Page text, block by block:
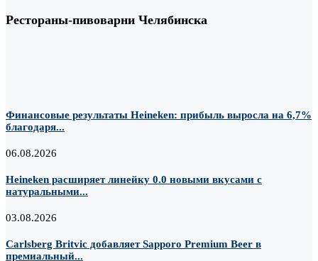
Рестораны-пивоварни Челябинска
Финансовые результаты Heineken: прибыль выросла на 6,7%
благодаря...
06.08.2026
Heineken расширяет линейку 0.0 новыми вкусами с
натуральными...
03.08.2026
Carlsberg Britvic добавляет Sapporo Premium Beer в
премиальный...